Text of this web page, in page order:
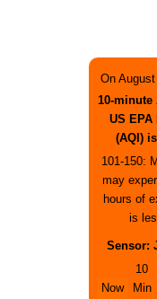
On
10-minute
US EPA
(AQI)
101-150:
may
hours of
is
Sensor:
Now
10
Min